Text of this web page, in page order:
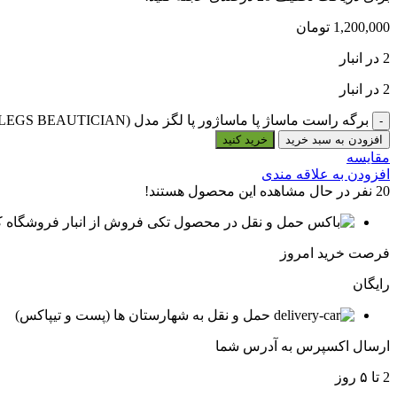
1,200,000 تومان
2 در انبار
2 در انبار
برگه راست ماساژ پا ماساژور پا لگز مدل (LEGS BEAUTICIAN) عدد
افزودن به سبد خرید خرید کنید
مقایسه
افزودن به علاقه مندی
20 نفر در حال مشاهده این محصول هستند!
فروش از انبار فروشگاه
فرصت خرید امروز
رایگان
حمل و نقل به شهارستان ها (پست و تیپاکس)
ارسال اکسپرس به آدرس شما
2 تا ۵ روز